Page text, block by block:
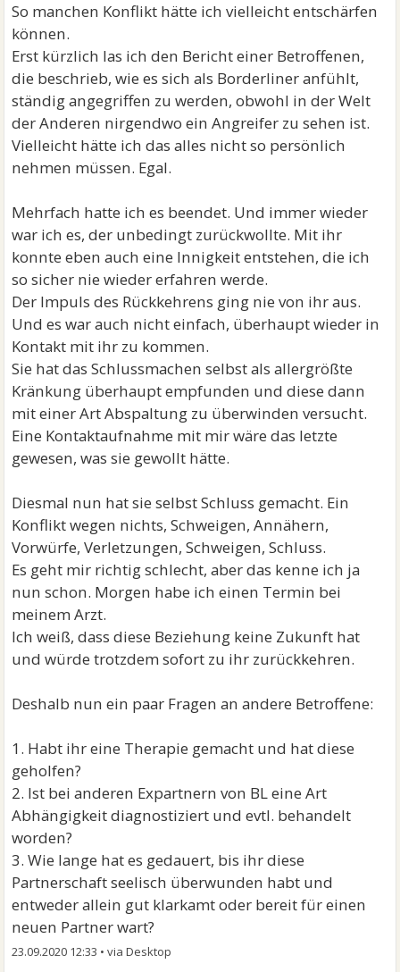
So manchen Konflikt hätte ich vielleicht entschärfen
können.
Erst kürzlich las ich den Bericht einer Betroffenen,
die beschrieb, wie es sich als Borderliner anfühlt,
ständig angegriffen zu werden, obwohl in der Welt
der Anderen nirgendwo ein Angreifer zu sehen ist.
Vielleicht hätte ich das alles nicht so persönlich
nehmen müssen. Egal.
Mehrfach hatte ich es beendet. Und immer wieder
war ich es, der unbedingt zurückwollte. Mit ihr
konnte eben auch eine Innigkeit entstehen, die ich
so sicher nie wieder erfahren werde.
Der Impuls des Rückkehrens ging nie von ihr aus.
Und es war auch nicht einfach, überhaupt wieder in
Kontakt mit ihr zu kommen.
Sie hat das Schlussmachen selbst als allergrößte
Kränkung überhaupt empfunden und diese dann
mit einer Art Abspaltung zu überwinden versucht.
Eine Kontaktaufnahme mit mir wäre das letzte
gewesen, was sie gewollt hätte.
Diesmal nun hat sie selbst Schluss gemacht. Ein
Konflikt wegen nichts, Schweigen, Annähern,
Vorwürfe, Verletzungen, Schweigen, Schluss.
Es geht mir richtig schlecht, aber das kenne ich ja
nun schon. Morgen habe ich einen Termin bei
meinem Arzt.
Ich weiß, dass diese Beziehung keine Zukunft hat
und würde trotzdem sofort zu ihr zurückkehren.
Deshalb nun ein paar Fragen an andere Betroffene:
1. Habt ihr eine Therapie gemacht und hat diese
geholfen?
2. Ist bei anderen Expartnern von BL eine Art
Abhängigkeit diagnostiziert und evtl. behandelt
worden?
3. Wie lange hat es gedauert, bis ihr diese
Partnerschaft seelisch überwunden habt und
entweder allein gut klarkamt oder bereit für einen
neuen Partner wart?
23.09.2020 12:33 •